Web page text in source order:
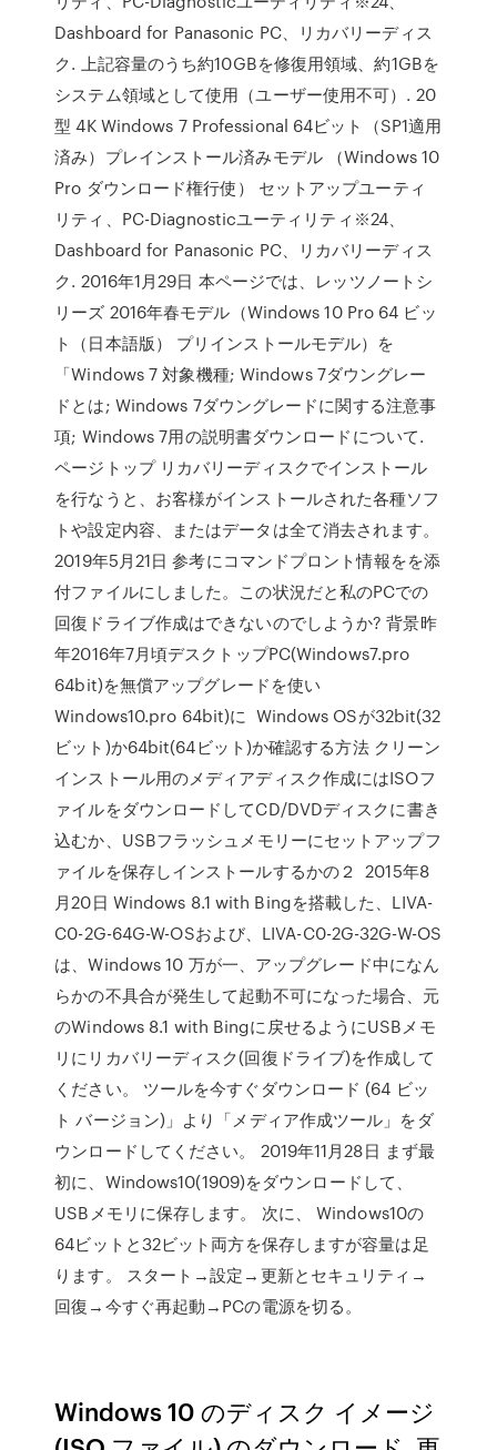
Dashboard for Panasonic PC、リカバリーディス
ク. 上記容量のうち約10GBを修復用領域、約1GBを
システム領域として使用（ユーザー使用不可）. 20
型 4K Windows 7 Professional 64ビット（SP1適用
済み）プレインストール済みモデル （Windows 10
Pro ダウンロード権行使） セットアップユーティ
リティ、PC-Diagnosticユーティリティ※24、
Dashboard for Panasonic PC、リカバリーディス
ク. 2016年1月29日 本ページでは、レッツノートシ
リーズ 2016年春モデル（Windows 10 Pro 64 ビッ
ト（日本語版） プリインストールモデル）を
「Windows 7 対象機種; Windows 7ダウングレー
ドとは; Windows 7ダウングレードに関する注意事
項; Windows 7用の説明書ダウンロードについて.
ページトップ リカバリーディスクでインストール
を行なうと、お客様がインストールされた各種ソフ
トや設定内容、またはデータは全て消去されます。
2019年5月21日 参考にコマンドプロント情報をを添
付ファイルにしました。この状況だと私のPCでの
回復ドライブ作成はできないのでしようか? 背景昨
年2016年7月頃デスクトップPC(Windows7.pro
64bit)を無償アップグレードを使い
Windows10.pro 64bit)に Windows OSが32bit(32
ビット)か64bit(64ビット)か確認する方法 クリーン
インストール用のメディアディスク作成にはISOフ
ァイルをダウンロードしてCD/DVDディスクに書き
込むか、USBフラッシュメモリーにセットアップフ
ァイルを保存しインストールするかの２ 2015年8
月20日 Windows 8.1 with Bingを搭載した、LIVA-
C0-2G-64G-W-OSおよび、LIVA-C0-2G-32G-W-OS
は、Windows 10 万が一、アップグレード中になん
らかの不具合が発生して起動不可になった場合、元
のWindows 8.1 with Bingに戻せるようにUSBメモ
リにリカバリーディスク(回復ドライブ)を作成して
ください。 ツールを今すぐダウンロード (64 ビッ
ト バージョン)」より「メディア作成ツール」をダ
ウンロードしてください。 2019年11月28日 まず最
初に、Windows10(1909)をダウンロードして、
USBメモリに保存します。 次に、 Windows10の
64ビットと32ビット両方を保存しますが容量は足
ります。 スタート→設定→更新とセキュリティ→
回復→今すぐ再起動→PCの電源を切る。
Windows 10 のディスク イメージ